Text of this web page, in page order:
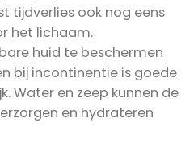
tijdverlies ook nog eens
het lichaam.
huid te beschermen
bij incontinentie is goede
Water en zeep kunnen de
en hydrateren